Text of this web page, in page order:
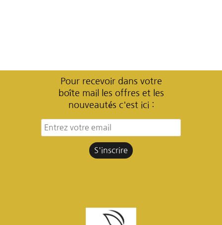
Pour recevoir dans votre
boîte mail les offres et les
nouveautés c'est ici :